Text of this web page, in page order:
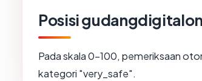
Posisi
Pada skala 0-100, pemeriksaan
kategori "very_safe".